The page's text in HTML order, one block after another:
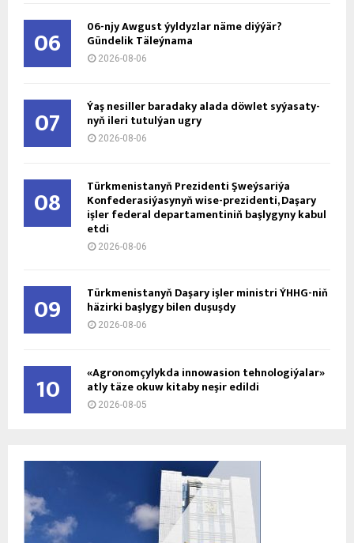
06 06-njy Awgust ýyldyzlar näme diýýär?
Gündelik Täleýnama
2026-08-06
07 Ýaş ne­sil­ler ba­ra­da­ky ala­da döw­let sy­ýa­sa­ty­
nyň ile­ri tu­tul­ýan ug­ry
2026-08-06
08 Türkmenistanyň Prezidenti Şweýsariýa
Konfederasiýasynyň wise-prezidenti, Daşary
işler federal departamentiniň başlygyny kabul
etdi
2026-08-06
09 Türkmenistanyň Daşary işler ministri ÝHHG-niň
häzirki başlygy bilen duşuşdy
2026-08-06
10 «Agronomçylykda innowasion tehnologiýalar»
atly täze okuw kitaby neşir edildi
2026-08-05